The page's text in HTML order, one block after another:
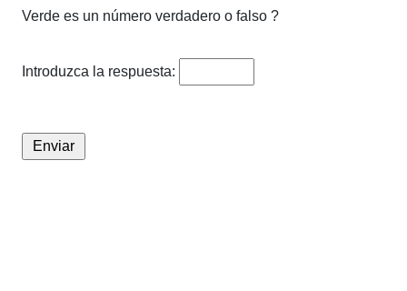
Verde es un número verdadero o falso ?
Introduzca la respuesta: